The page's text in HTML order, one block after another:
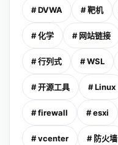
# DVWA # 靶机
# 化学 # 网站链接
# 行列式 # WSL
# 开源工具 # Linux
# firewall # esxi
# vcenter # 防火墙